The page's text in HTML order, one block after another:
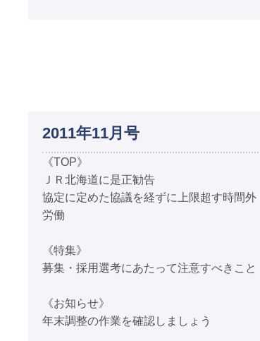
2011年11月号
《TOP》
ＪＲ北海道に是正勧告
協定に定めた協議を経ずに上限超す時間外
労働
《特集》
募集・採用選考にあたって注意すべきこと
《お知らせ》
年末調整の作業を確認しましょう